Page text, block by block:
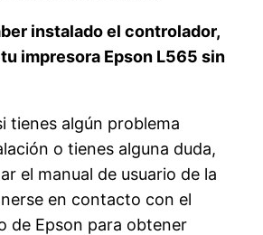
instalado el controlador,
impresora Epson L565 sin
tienes algún problema
o tienes alguna duda,
el manual de usuario de la
en contacto con el
de Epson para obtener